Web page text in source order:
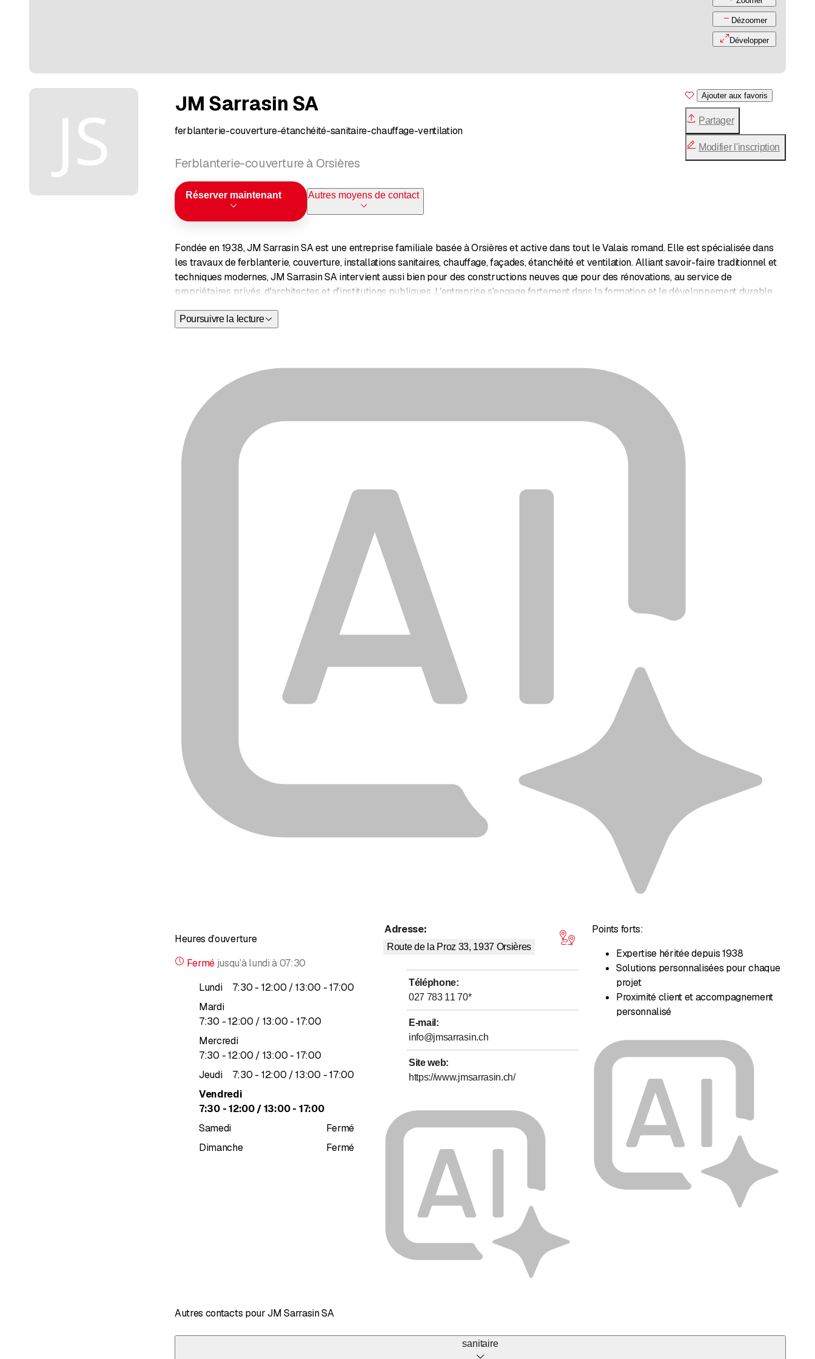
Dézoomer
Développer
JM Sarrasin SA
ferblanterie-couverture-étanchéité-sanitaire-chauffage-ventilation
Ferblanterie-couverture à Orsières
Réserver maintenant Autres moyens de contact
Ajouter aux favoris
Partager
Modifier l'inscription
Fondée en 1938, JM Sarrasin SA est une entreprise familiale basée à Orsières et active dans tout le Valais romand. Elle est spécialisée dans
les travaux de ferblanterie, couverture, installations sanitaires, chauffage, façades, étanchéité et ventilation. Alliant savoir-faire traditionnel et
techniques modernes, JM Sarrasin SA intervient aussi bien pour des constructions neuves que pour des rénovations, au service de
propriétaires privés, d'architectes et d'institutions publiques. L'entreprise s'engage fortement dans la formation et le développement durable.
Poursuivre la lecture
Heures d’ouverture
Ferméjusqu’à lundi à 07:30
Lundi
7:30 - jusqu’à
12:00 / 13:00 - jusqu’à
17:00
Mardi
7:30 - jusqu’à
12:00 / 13:00 - jusqu’à
17:00
Mercredi
7:30 - jusqu’à
12:00 / 13:00 - jusqu’à
17:00
Jeudi
7:30 - jusqu’à
12:00 / 13:00 - jusqu’à
17:00
Vendredi
7:30 - jusqu’à
12:00/ 13:00 - jusqu’à
17:00
Samedi
Fermé
Dimanche
Fermé
Adresse:
Route de la Proz 33, 1937 Orsières
Téléphone:
027 783 11 70*
E-mail :
info@jmsarrasin.ch
Site web:
https://www.jmsarrasin.ch/
Points forts:
Expertise héritée depuis 1938
Solutions personnalisées pour chaque
projet
Proximité client et accompagnement
personnalisé
Autres contacts pour JM Sarrasin SA
sanitaire